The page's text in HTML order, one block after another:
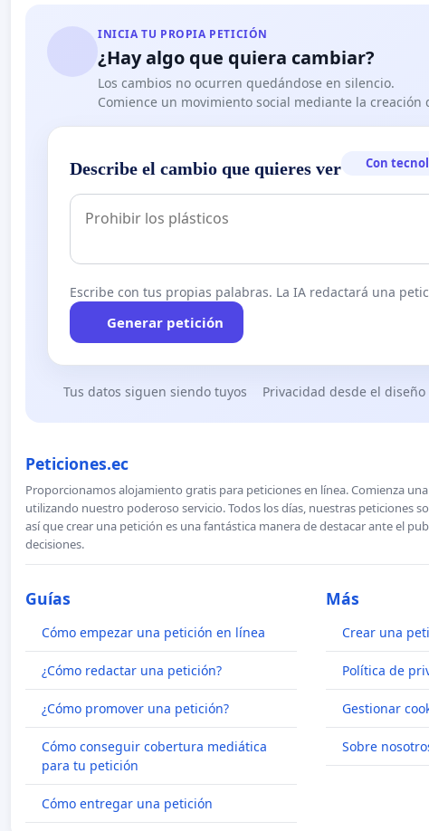
INICIA TU PROPIA PETICIÓN
¿Hay algo que quiera cambiar?
Los cambios no ocurren quedándose en silencio.
Comience un movimiento social mediante la creación
Describe el cambio que quieres ver Con
Escribe con tus propias palabras. La IA redactará una
Generar petición
Tus datos siguen siendo tuyos Privacidad desde el diseño
Peticiones.ec
Proporcionamos alojamiento gratis para peticiones en línea. Comienza
utilizando nuestro poderoso servicio. Todos los días, nuestras peticiones
así que crear una petición es una fantástica manera de destacar ante el
decisiones.
Guías
Cómo empezar una petición en línea
¿Cómo redactar una petición?
¿Cómo promover una petición?
Cómo conseguir cobertura mediática
para tu petición
Cómo entregar una petición
Más
Crear una
Política de
Gestionar
Sobre